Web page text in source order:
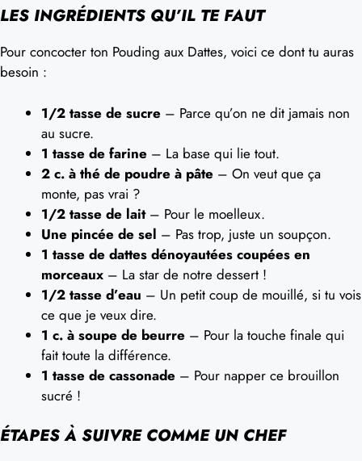
LES INGRÉDIENTS QU’IL TE FAUT
Pour concocter ton Pouding aux Dattes, voici ce dont tu auras
besoin :
1/2 tasse de sucre – Parce qu’on ne dit jamais non
au sucre.
1 tasse de farine – La base qui lie tout.
2 c. à thé de poudre à pâte – On veut que ça
monte, pas vrai ?
1/2 tasse de lait– Pour le moelleux.
Une pincée de sel – Pas trop, juste un soupçon.
1 tasse de dattes dénoyautées coupées en
morceaux – La star de notre dessert !
1/2 tasse d’eau – Un petit coup de mouillé, si tu vois
ce que je veux dire.
1 c. à soupe de beurre – Pour la touche finale qui
fait toute la différence.
1 tasse de cassonade – Pour napper ce brouillon
sucré !
ÉTAPES À SUIVRE COMME UN CHEF